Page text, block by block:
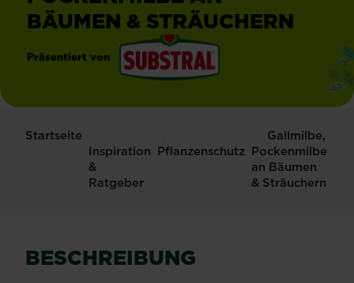
BÄUMEN & STRÄUCHERN
Präsentiert von
Startseite
Inspiration
&
Ratgeber
Pflanzenschutz
Gallmilbe,
Pockenmilbe
an Bäumen
& Sträuchern
BESCHREIBUNG